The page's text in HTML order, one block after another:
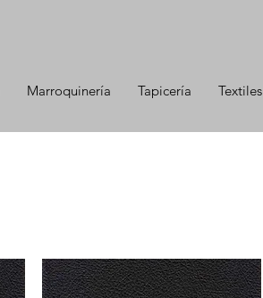
Marroquinería Tapicería Textiles